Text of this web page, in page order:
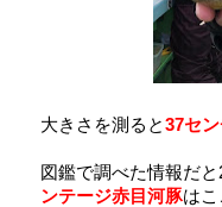
大きさを測ると37セ
図鑑で調べた情報だ
ンテージ赤目河豚はこ